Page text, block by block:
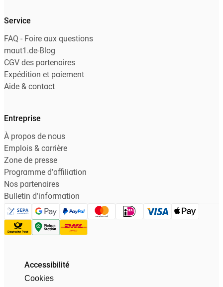
Service
FAQ - Foire aux questions
maut1.de-Blog
CGV des partenaires
Expédition et paiement
Aide & contact
Entreprise
À propos de nous
Emplois & carrière
Zone de presse
Programme d'affiliation
Nos partenaires
Bulletin d'information
Accessibilité
Cookies